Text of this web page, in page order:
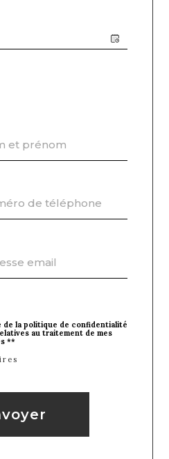
de la politique de confidentialité
au traitement de mes
**